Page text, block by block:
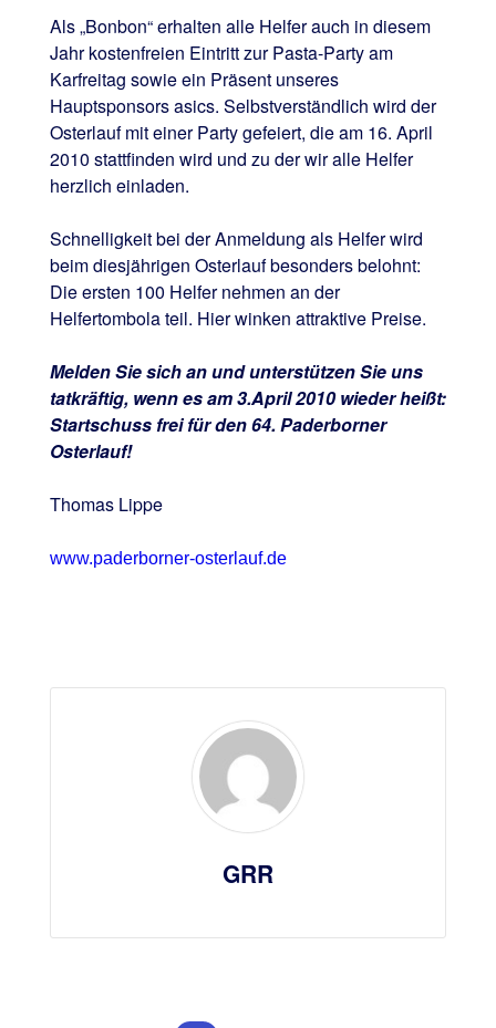
Als „Bonbon“ erhalten alle Helfer auch in diesem
Jahr kostenfreien Eintritt zur Pasta-Party am
Karfreitag sowie ein Präsent unseres
Hauptsponsors asics. Selbstverständlich wird der
Osterlauf mit einer Party gefeiert, die am 16. April
2010 stattfinden wird und zu der wir alle Helfer
herzlich einladen.
Schnelligkeit bei der Anmeldung als Helfer wird
beim diesjährigen Osterlauf besonders belohnt:
Die ersten 100 Helfer nehmen an der
Helfertombola teil. Hier winken attraktive Preise.
Melden Sie sich an und unterstützen Sie uns
tatkräftig, wenn es am 3.April 2010 wieder heißt:
Startschuss frei für den 64. Paderborner
Osterlauf!
Thomas Lippe
www.paderborner-osterlauf.de
GRR